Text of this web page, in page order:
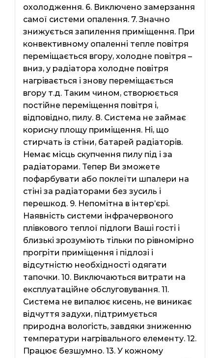
охолодження. 6. Виключено замерзання
самої системи опалення. 7. Значно
знижується запилення приміщення. При
конвективному опаленні тепле повітря
переміщається вгору, холодне повітря –
вниз, у радіатора холодне повітря
нагрівається і знову переміщається
вгору т.д. Таким чином, створюється
постійне переміщення повітря і,
відповідно, пилу. 8. Система не займає
корисну площу приміщення. Ні, що
стирчать із стіни, батарей радіаторів.
Немає місць скупчення пилу під і за
радіаторами. Тепер Ви зможете
пофарбувати або поклеїти шпалери на
стіні за радіаторами без зусиль і
перешкод. 9. Непомітна в інтер’єрі.
Наявність системи інфрачервоного
плівкового теплої підлоги Ваші гості і
близькі зрозуміють тільки по рівномірно
прогріти приміщення і підлозі і
відсутністю необхідності одягати
тапочки. 10. Виключаються витрати на
експлуатаційне обслуговування. 11.
Система не випалює кисень, не виникає
відчуття задухи, підтримується
природна вологість, завдяки зниженню
температури нагрівального елементу. 12.
Працює безшумно. 13. У кожному